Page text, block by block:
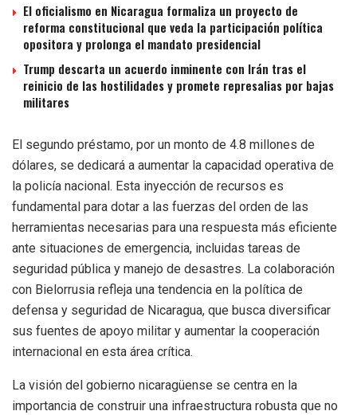
El oficialismo en Nicaragua formaliza un proyecto de
reforma constitucional que veda la participación política
opositora y prolonga el mandato presidencial
Trump descarta un acuerdo inminente con Irán tras el
reinicio de las hostilidades y promete represalias por bajas
militares
El segundo préstamo, por un monto de 4.8 millones de
dólares, se dedicará a aumentar la capacidad operativa de
la policía nacional. Esta inyección de recursos es
fundamental para dotar a las fuerzas del orden de las
herramientas necesarias para una respuesta más eficiente
ante situaciones de emergencia, incluidas tareas de
seguridad pública y manejo de desastres. La colaboración
con Bielorrusia refleja una tendencia en la política de
defensa y seguridad de Nicaragua, que busca diversificar
sus fuentes de apoyo militar y aumentar la cooperación
internacional en esta área crítica.
La visión del gobierno nicaragüense se centra en la
importancia de construir una infraestructura robusta que no